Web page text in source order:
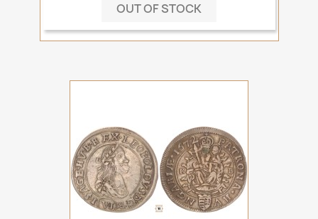
OUT OF STOCK